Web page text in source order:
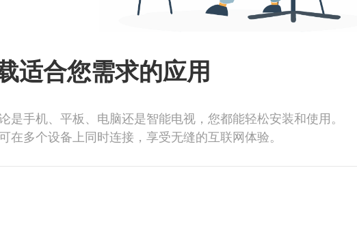
适合您需求的应用
是手机、平板、电脑还是智能电视，您都能轻松安装和使用。
在多个设备上同时连接，享受无缝的互联网体验。